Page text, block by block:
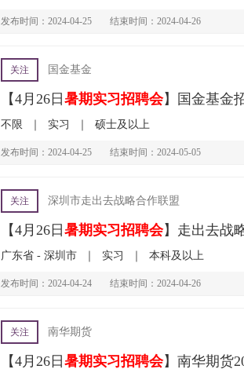
发布时间：2024-04-25 结束时间：2024-04-26
关注 国金基金
【4月26日 暑期实习招聘会】国金基金
不限 实习 硕士及以上
发布时间：2024-04-25 结束时间：2024-05-05
关注 深圳市走出去战略合作联盟
【4月26日 暑期实习招聘会】走出去战
广东省 - 深圳市 实习 本科及以上
发布时间：2024-04-24 结束时间：2024-04-26
关注 南华期货
【4月26日 暑期实习招聘会】南华期货